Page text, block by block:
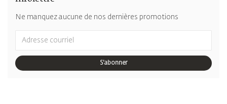
Ne manquez aucune de nos dernières promotions
S'abonner